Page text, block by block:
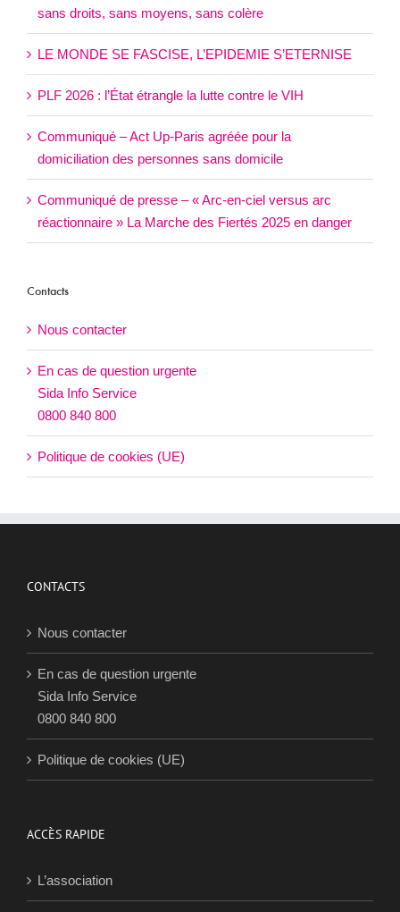
sans droits, sans moyens, sans colère
LE MONDE SE FASCISE, L’EPIDEMIE S’ETERNISE
PLF 2026 : l’État étrangle la lutte contre le VIH
Communiqué – Act Up-Paris agréée pour la
domiciliation des personnes sans domicile
Communiqué de presse – « Arc-en-ciel versus arc
réactionnaire » La Marche des Fiertés 2025 en danger
Contacts
Nous contacter
En cas de question urgente
Sida Info Service
0800 840 800
Politique de cookies (UE)
CONTACTS
Nous contacter
En cas de question urgente
Sida Info Service
0800 840 800
Politique de cookies (UE)
ACCÈS RAPIDE
L’association